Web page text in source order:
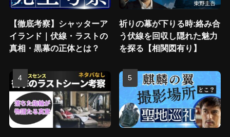
【徹底考察】シャッターア
イランド｜伏線・ラストの
真相・黒幕の正体とは？
祈りの幕が下りる時:絡み合
う伏線を回収し隠れた魅力
を探る【相関図有り】